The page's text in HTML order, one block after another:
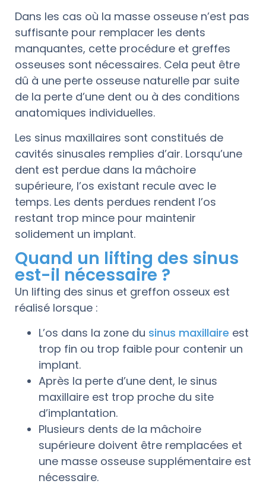
Dans les cas où la masse osseuse n’est pas
suffisante pour remplacer les dents
manquantes, cette procédure et greffes
osseuses sont nécessaires. Cela peut être
dû à une perte osseuse naturelle par suite
de la perte d’une dent ou à des conditions
anatomiques individuelles.
Les sinus maxillaires sont constitués de
cavités sinusales remplies d’air. Lorsqu’une
dent est perdue dans la mâchoire
supérieure, l’os existant recule avec le
temps. Les dents perdues rendent l’os
restant trop mince pour maintenir
solidement un implant.
Quand un lifting des sinus
est-il nécessaire ?
Un lifting des sinus et greffon osseux est
réalisé lorsque :
L’os dans la zone du sinus maxillaire est
trop fin ou trop faible pour contenir un
implant.
Après la perte d’une dent, le sinus
maxillaire est trop proche du site
d’implantation.
Plusieurs dents de la mâchoire
supérieure doivent être remplacées et
une masse osseuse supplémentaire est
nécessaire.